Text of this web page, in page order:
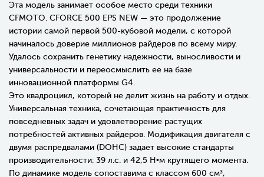
Эта модель занимает особое место среди техники
CFMOTO. CFORCE 500 EPS NEW — это продолжение
истории самой первой 500-кубовой модели, с которой
начиналось доверие миллионов райдеров по всему миру.
Удалось сохранить генетику надежности, выносливости и
универсальности и переосмыслить ее на базе
инновационной платформы G4.
Это квадроцикл, который не делит жизнь на работу и отдых.
Универсальная техника, сочетающая практичность для
повседневных задач и удовлетворение растущих
потребностей активных райдеров. Модификация двигателя с
двумя распредвалами (DOHC) задает высокие стандарты
производительности: 39 л.с. и 42,5 Н•м крутящего момента.
По динамике модель сопоставима с классом 600 см³,